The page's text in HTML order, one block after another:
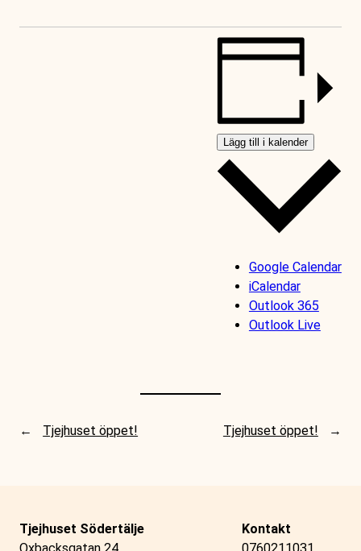
Lägg till i kalender
Google Calendar
iCalendar
Outlook 365
Outlook Live
← Tjejhuset öppet! Tjejhuset öppet! →
Tjejhuset Södertälje
Oxbacksgatan 24
Kontakt
0760211031